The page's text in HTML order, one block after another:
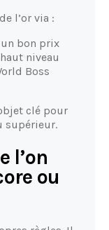
l’or via :
bon prix
niveau
Boss
clé pour
supérieur.
l’on
ou